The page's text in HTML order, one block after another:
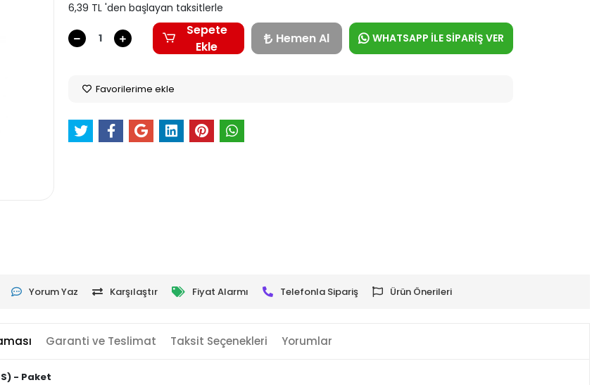
6,39 TL 'den başlayan taksitlerle
Sepete
Ekle
Hemen Al WHATSAPP İLE SİPARİŞ VER
Favorilerime ekle
Yorum Yaz Karşılaştır Fiyat Alarmı Telefonla Sipariş Ürün Önerileri
Garanti ve Teslimat Taksit Seçenekleri Yorumlar
- Paket